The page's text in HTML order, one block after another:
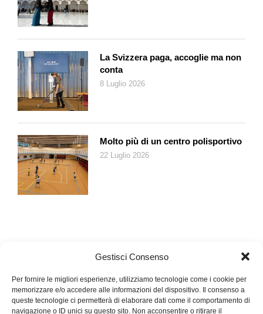
Gestisci Consenso
Per fornire le migliori esperienze, utilizziamo tecnologie come i cookie per
memorizzare e/o accedere alle informazioni del dispositivo. Il consenso a
queste tecnologie ci permetterà di elaborare dati come il comportamento di
navigazione o ID unici su questo sito. Non acconsentire o ritirare il
bancamigros.ch/conto-privato.
La Svizzera paga, accoglie ma non
conta
8 Luglio 2026
Molto più di un centro polisportivo
22 Luglio 2026